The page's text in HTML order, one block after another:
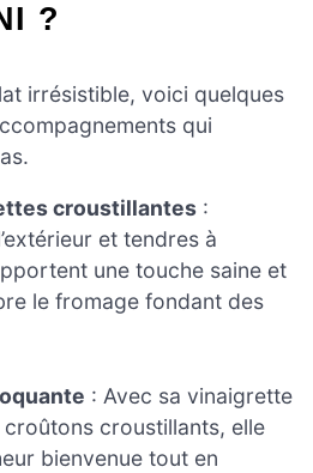
?
irrésistible, voici quelques
qui
croustillantes :
et tendres à
une touche saine et
le fromage fondant des
: Avec sa vinaigrette
croûtons croustillants, elle
bienvenue tout en